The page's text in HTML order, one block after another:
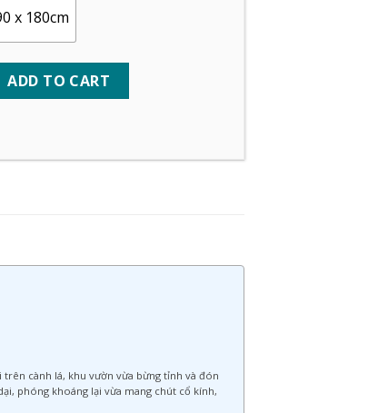
x 180cm
ADD TO CART
cành lá, khu vườn vừa bừng tỉnh và đón
phóng khoáng lại vừa mang chút cổ kính,